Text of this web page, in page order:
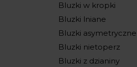
Bluzki w kropki
Bluzki lniane
Bluzki asymetryczne
Bluzki nietoperz
Bluzki z dzianiny